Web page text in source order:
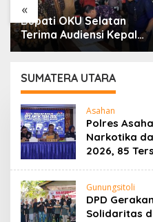
«
Bupati OKU Selatan
Terima Audiensi Kepala
Samsat, Perkuat
Pendapatan Daerah
SUMATERA UTARA
Asahan
Polres
Narkotika
2026, 85
Gunungsitoli
DPD
Solidaritas